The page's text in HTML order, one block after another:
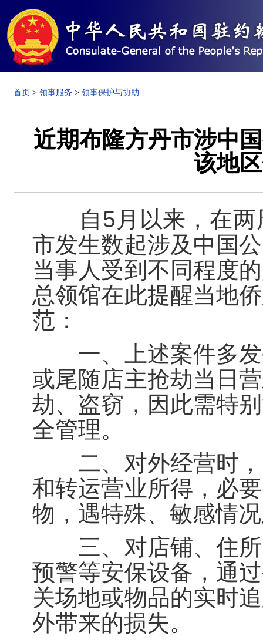
首页 > 领事服务 > 领事保护与协助
近期布隆方丹市涉中
该地
自5月以来，在两
市发生数起涉及中国
当事人受到不同程度
总领馆在此提醒当地
范：
一、上述案件多发
或尾随店主抢劫当日
劫、盗窃，因此需特
全管理。
二、对外经营时，
和转运营业所得，必
物，遇特殊、敏感情
三、对店铺、住所
预警等安保设备，通
关场地或物品的实时
外带来的损失。